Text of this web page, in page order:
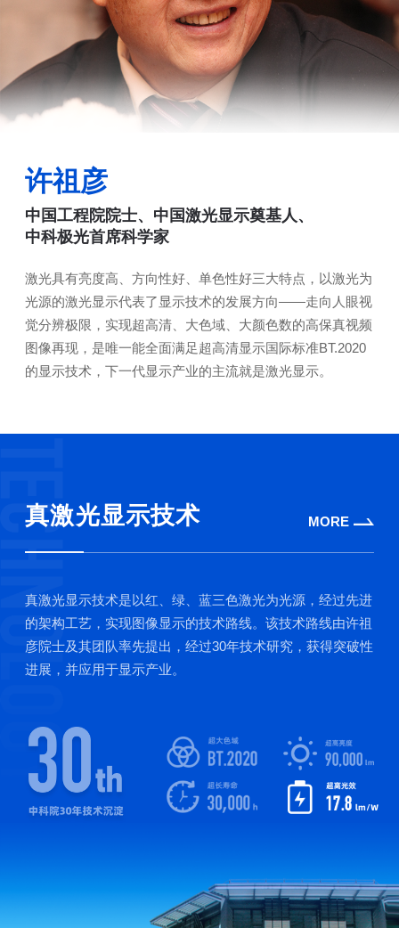
许祖彦
中国工程院院士、中国激光显示奠基人、
中科极光首席科学家
激光具有亮度高、方向性好、单色性好三大特点，以激光为
光源的激光显示代表了显示技术的发展方向——走向人眼视
觉分辨极限，实现超高清、大色域、大颜色数的高保真视频
图像再现，是唯一能全面满足超高清显示国际标准BT.2020
的显示技术，下一代显示产业的主流就是激光显示。
真激光显示技术 MORE
真激光显示技术是以红、绿、蓝三色激光为光源，经过先进
的架构工艺，实现图像显示的技术路线。该技术路线由许祖
彦院士及其团队率先提出，经过30年技术研究，获得突破性
进展，并应用于显示产业。